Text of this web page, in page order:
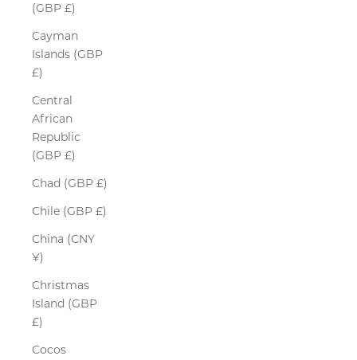
(GBP £)
Cayman
Islands (GBP
£)
Central
African
Republic
(GBP £)
Chad (GBP £)
Chile (GBP £)
China (CNY
¥)
Christmas
Island (GBP
£)
Cocos